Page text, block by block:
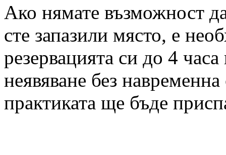
Ако нямате възможност
сте запазили място, е
резервацията си до 4
неявяване без
практиката ще бъде